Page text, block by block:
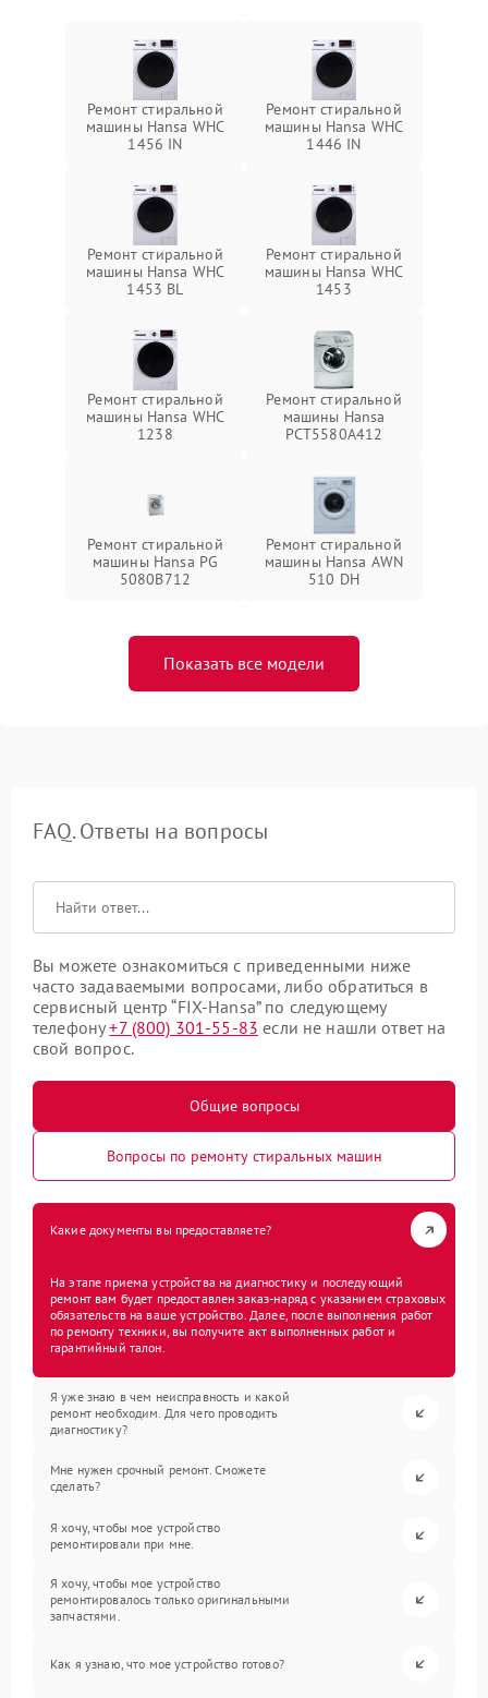
Ремонт стиральной
машины Hansa WHC
1456 IN
Ремонт стиральной
машины Hansa WHC
1446 IN
Ремонт стиральной
машины Hansa WHC
1453 BL
Ремонт стиральной
машины Hansa WHC
1453
Ремонт стиральной
машины Hansa WHC
1238
Ремонт стиральной
машины Hansa
РСТ5580А412
Ремонт стиральной
машины Hansa PG
5080B712
Ремонт стиральной
машины Hansa AWN
510 DH
Показать все модели
FAQ. Ответы на вопросы
Вы можете ознакомиться с приведенными ниже
часто задаваемыми вопросами, либо обратиться в
сервисный центр “FIX-Hansa” по следующему
телефону+7 (800) 301-55-83 если не нашли ответ на
свой вопрос.
Общие вопросы
Вопросы по ремонту стиральных машин
Какие документы вы предоставляете?
На этапе приема устройства на диагностику и последующий
ремонт вам будет предоставлен заказ-наряд с указанием страховых
обязательств на ваше устройство. Далее, после выполнения работ
по ремонту техники, вы получите акт выполненных работ и
гарантийный талон.
Я уже знаю в чем неисправность и какой
ремонт необходим. Для чего проводить
диагностику?
Мне нужен срочный ремонт. Сможете
сделать?
Я хочу, чтобы мое устройство
ремонтировали при мне.
Я хочу, чтобы мое устройство
ремонтировалось только оригинальными
запчастями.
Как я узнаю, что мое устройство готово?